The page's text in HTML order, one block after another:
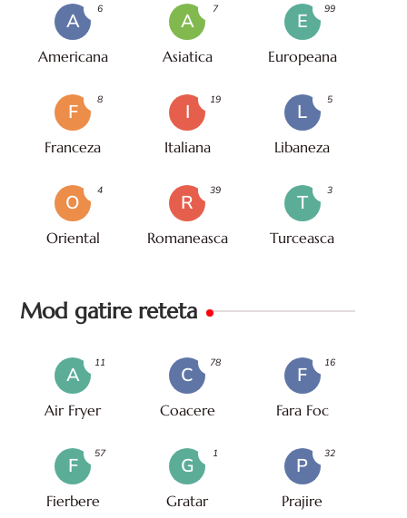
A
Americana
6
A
Asiatica
7
E
Europeana
99
F
Franceza
8
I
Italiana
19
L
Libaneza
5
O
Oriental
4
R
Romaneasca
39
T
Turceasca
3
Mod gatire reteta
A
Air Fryer
11
C
Coacere
78
F
Fara Foc
16
F
Fierbere
57
G
Gratar
1
P
Prajire
32